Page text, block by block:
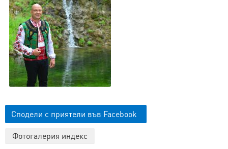
Сподели с приятели във Facebook
Фотогалерия индекс